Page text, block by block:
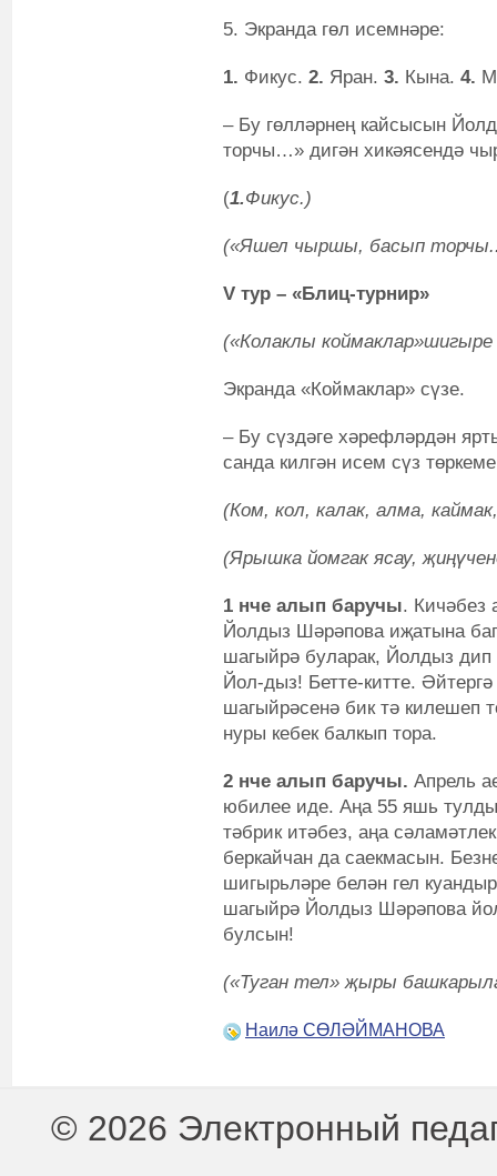
5. Экранда гөл исемнәре:
1. Фикус. 2. Яран. 3. Кына. 4.
– Бу гөлләрнең кайсысын
торчы…» дигән хикәясендә
(1.Фикус.)
(«Яшел чыршы, басып
V тур – «Блиц-турнир»
(«Колаклы
Экранда «Коймаклар» сүзе.
– Бу сүздәге хәрефләрдән
санда килгән исем сүз
(Ком, кол, калак, алма,
(Ярышка йомгак ясау,
1 нче алып баручы. Кичәбез
Йолдыз Шәрәпова иҗатына
шагыйрә буларак, Йолдыз дип
Йол-дыз! Бетте-китте.
шагыйрәсенә бик тә килешеп
нуры кебек балкып тора.
2 нче алып баручы. Апрель
юбилее иде. Аңа 55 яшь
тәбрик итәбез, аңа
беркайчан да саекмасын.
шигырьләре белән гел
шагыйрә Йолдыз Шәрәпова
булсын!
(«Туган тел» җыры
Наилә СӨЛӘЙМАНОВА
© 2026 Электронный